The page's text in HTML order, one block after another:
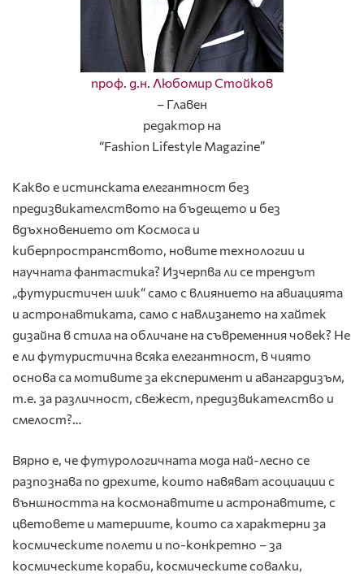
проф. д.н. Любомир Стойков
– Главен
редактор на
“Fashion Lifestyle Magazine”
Какво е истинската елегантност без
предизвикателството на бъдещето и без
вдъхновението от Космоса и
киберпространството, новите технологии и
научната фантастика? Изчерпва ли се трендът
„футуристичен шик“ само с влиянието на авиацията
и астронавтиката, само с навлизането на хайтек
дизайна в стила на обличане на съвременния човек? Не
е ли футуристична всяка елегантност, в чиято
основа са мотивите за експеримент и авангардизъм,
т.е. за различност, свежест, предизвикателство и
смелост?…
Вярно е, че футурологичната мода най-лесно се
разпознава по дрехите, които навяват асоциации с
външността на космонавтите и астронавтите, с
цветовете и материите, които са характерни за
космическите полети и по-конкретно – за
космическите кораби, космическите совалки,